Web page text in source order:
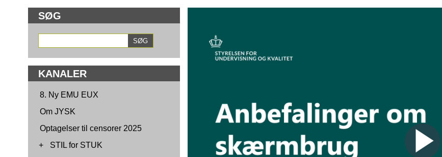
SØG
KANALER
8. Ny EMU EUX
Om JYSK
Optagelser til censorer 2025
+
STIL for STUK